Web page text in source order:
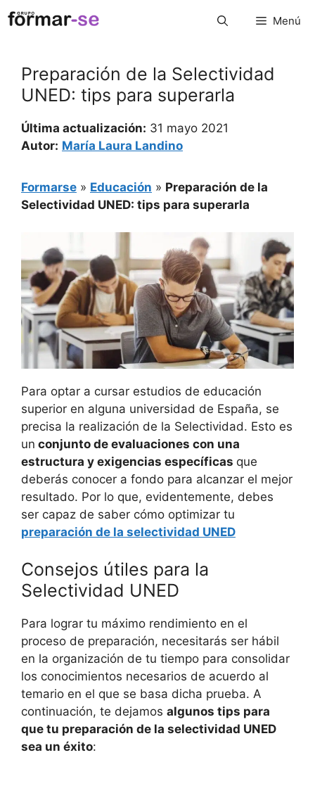
Saltar
al
Menú
Preparación de la Selectividad
UNED: tips para superarla
Última actualización: 31 mayo 2021
Autor: María Laura Landino
Formarse » Educación » Preparación de la
Selectividad UNED: tips para superarla
Para optar a cursar estudios de educación
superior en alguna universidad de España, se
precisa la realización de la Selectividad. Esto es
un conjunto de evaluaciones con una
estructura y exigencias específicas que
deberás conocer a fondo para alcanzar el mejor
resultado. Por lo que, evidentemente, debes
ser capaz de saber cómo optimizar tu
preparación de la selectividad UNED
Consejos útiles para la
Selectividad UNED
Para lograr tu máximo rendimiento en el
proceso de preparación, necesitarás ser hábil
en la organización de tu tiempo para consolidar
los conocimientos necesarios de acuerdo al
temario en el que se basa dicha prueba. A
continuación, te dejamos algunos tips para
que tu preparación de la selectividad UNED
sea un éxito: